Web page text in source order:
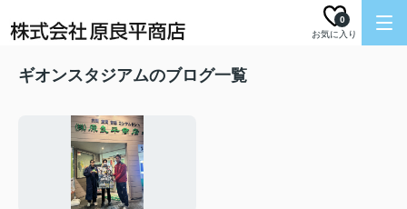
お気に入り
0
ギオンスタジアムのブログ一覧